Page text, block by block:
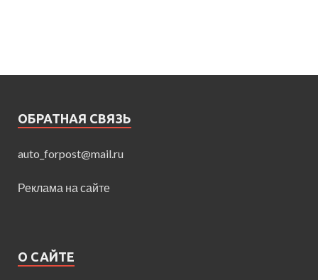
ОБРАТНАЯ СВЯЗЬ
auto_forpost@mail.ru
Реклама на сайте
О САЙТЕ